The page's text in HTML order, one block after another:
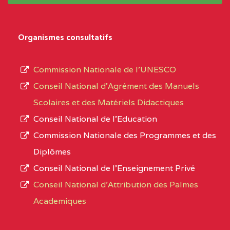
D'ENSEIGNEMENT
PROFESSIONNEL
(CEGEP) STE FOI BP
:4740 YAOUNDE
CENTRE
COLLEGE PANAFRICAIN
DE L'EXCELLENCE BP
CENTRE
COLLEGE PRIVE
type
L’offre
d’éducation
de
Organismes consultatifs
Commission Nationale de l’UNESCO
Conseil National d’Agrément des Manuels
Scolaires et des Matériels Didactiques
Conseil National de l’Education
Commission Nationale des Programmes et des
Diplômes
Conseil National de l’Enseignement Privé
Conseil National d'Attribution des Palmes
Academiques